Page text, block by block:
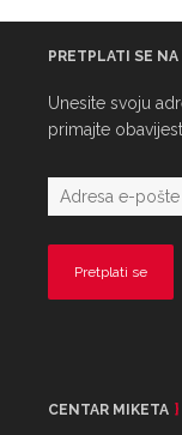
PRETPLATI SE
Unesite svoju
primajte
CENTAR MIKETA